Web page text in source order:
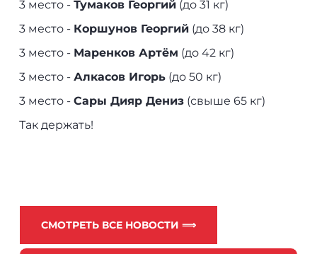
3 место -Тумаков Георгий (до 31 кг)
3 место - Коршунов Георгий (до 38 кг)
3 место - Маренков Артём (до 42 кг)
3 место -Алкасов Игорь (до 50 кг)
3 место -Сары Дияр Дениз (свыше 65 кг)
Так держать!
СМОТРЕТЬ ВСЕ НОВОСТИ ⟹